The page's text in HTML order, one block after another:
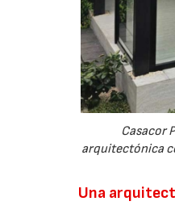
Casacor
arquitectónica
Una